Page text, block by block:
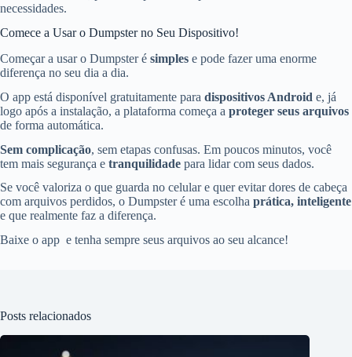
necessidades.
Comece a Usar o Dumpster no Seu Dispositivo!
Começar a usar o Dumpster é simples e pode fazer uma enorme
diferença no seu dia a dia.
O app está disponível gratuitamente para dispositivos Android e, já
logo após a instalação, a plataforma começa a proteger seus arquivos
de forma automática.
Sem complicação, sem etapas confusas. Em poucos minutos, você
tem mais segurança e tranquilidade para lidar com seus dados.
Se você valoriza o que guarda no celular e quer evitar dores de cabeça
com arquivos perdidos, o Dumpster é uma escolha prática, inteligente
e que realmente faz a diferença.
Baixe o app e tenha sempre seus arquivos ao seu alcance!
Posts relacionados